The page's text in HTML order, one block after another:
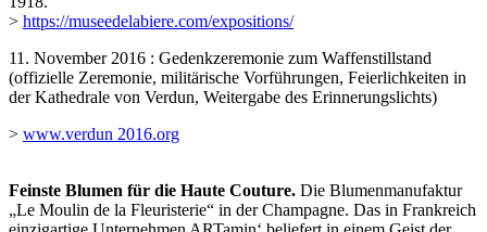
> https://museedelabiere.com/expositions/
11. November 2016 : Gedenkzeremonie zum Waffenstillstand
(offizielle Zeremonie, militärische Vorführungen, Feierlichkeiten in
der Kathedrale von Verdun, Weitergabe des Erinnerungslichts)
> www.verdun 2016.org
Feinste Blumen für die Haute Couture. Die Blumenmanufaktur
„Le Moulin de la Fleuristerie“ in der Champagne. Das in Frankreich